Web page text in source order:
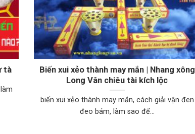
tà
Biến xui xẻo thành may mắn | Nhang xông
Long Vân chiêu tài kích lộc
biến xui xẻo thành may mắn, cách giải vận đen
đeo bám, làm sao để...